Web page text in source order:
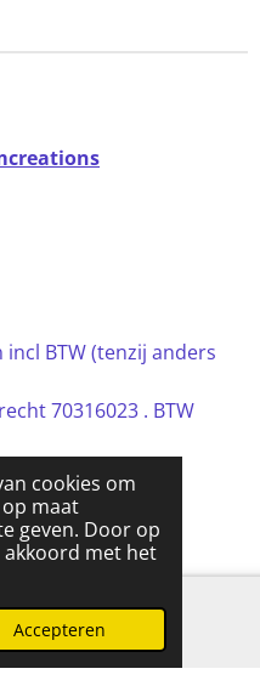
cookies om
maat
geven. Door op
akkoord met het
Accepteren
BTW (tenzij anders
70316023 . BTW